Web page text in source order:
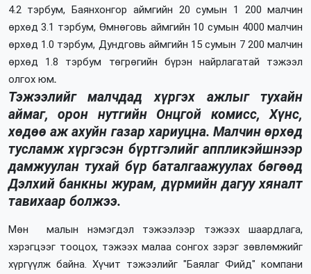
4.2 тэрбум, Баянхонгор аймгийн 20 сумын 1 200 малчин
өрхөд 3.1 тэрбум, Өмнөговь аймгийн 10 сумын 4000 малчин
өрхөд 1.0 тэрбум, Дундговь аймгийн 15 сумын 7 200 малчин
өрхөд 1.8 тэрбум төгрөгийн бүрэн найрлагатай тэжээл
олгох юм.
Тэжээлийг малчдад хүргэх ажлыг тухайн
аймаг, орон нутгийн Онцгой комисс, Хүнс,
хөдөө аж ахуйн газар хариуцна. Малчин өрхөд
тусламж хүргэсэн бүртгэлийг аппликэйшнээр
дамжуулан тухай бүр баталгаажуулах бөгөөд
Дэлхий банкны журам, дүрмийн дагуу хяналт
тавихаар болжээ.
Мөн малын нэмэгдэл тэжээлээр тэжээх шаардлага,
хэрэгцээг тооцох, тэжээх малаа сонгох зэрэг зөвлөмжийг
хүргүүлж байна. Хүчит тэжээлийг "Баялаг Фийд" компани